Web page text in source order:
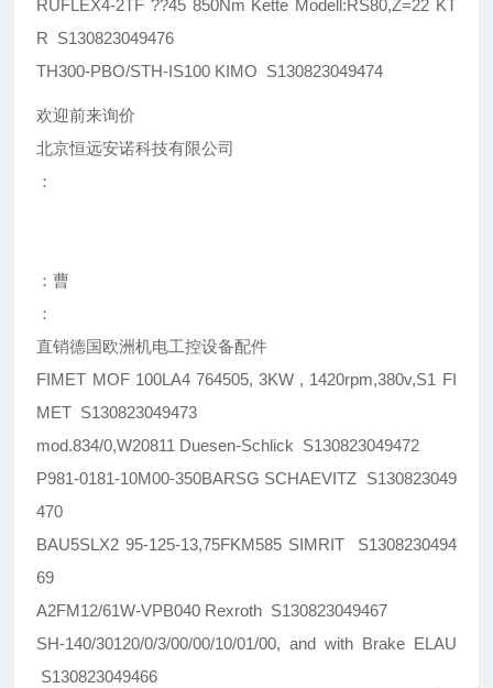
RUFLEX4-2TF ??45 850Nm Kette Modell:RS80,Z=22 KT
R S130823049476
TH300-PBO/STH-IS100 KIMO S130823049474
欢迎前来询价
北京恒远安诺科技有限公司
：
：曹
：
直销德国欧洲机电工控设备配件
FIMET MOF 100LA4 764505, 3KW , 1420rpm,380v,S1 FI
MET S130823049473
mod.834/0,W20811 Duesen-Schlick S130823049472
P981-0181-10M00-350BARSG SCHAEVITZ S130823049
470
BAU5SLX2 95-125-13,75FKM585 SIMRIT S1308230494
69
A2FM12/61W-VPB040 Rexroth S130823049467
SH-140/30120/0/3/00/00/10/01/00, and with Brake ELAU
S130823049466